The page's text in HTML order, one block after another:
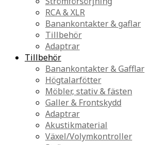
RCA & XLR
Banankontakter & gaflar
Tillbehör
Adaptrar
Tillbehör
Banankontakter & Gafflar
Högtalarfötter
Möbler, stativ & fästen
Galler & Frontskydd
Adaptrar
Akustikmaterial
Växel/Volymkontroller